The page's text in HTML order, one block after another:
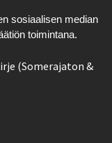
sosiaalisen median
toimintana.
(Somerajaton &